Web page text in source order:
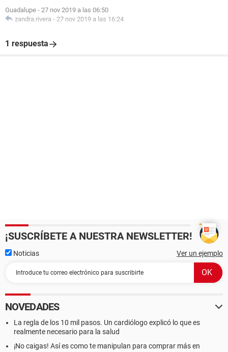
Guadalupe - 27 nov 2019 a las 06:50
zandra.rivera - 27 nov 2019 a las 16:24
1 respuesta
¡SUSCRÍBETE A NUESTRA NEWSLETTER!
Noticias Ver un ejemplo
NOVEDADES
La regla de los 10 mil pasos. Un cardiólogo explicó lo que es
realmente necesario para la salud
¡No caigas! Así es como te manipulan para comprar más en